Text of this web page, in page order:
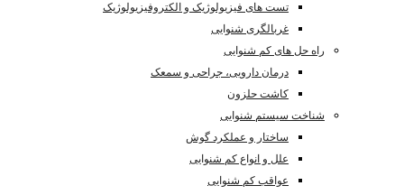
تست های فیزیولوژیک و الکتروفیزیولوژیک
غربالگری شنوایی
راه حل های کم شنوایی
درمان دارویی، جراحی و سمعک
کاشت حلزون
شناخت سیستم شنوایی
ساختار و عملکرد گوش
علل و انواع کم شنوایی
عواقب کم شنوایی